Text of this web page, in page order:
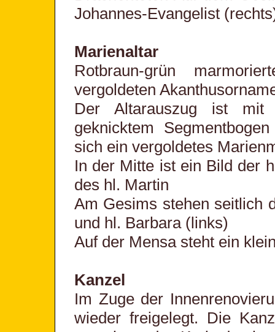
Johannes-Evangelist
Marienaltar
Rotbraun-grün
vergoldeten
Der Altarauszug ist mit
geknicktem
sich ein vergoldetes
In der Mitte ist ein Bild der
des hl. Martin
Am Gesims stehen seitlich
und hl. Barbara (links)
Auf der Mensa steht ein
Kanzel
Im Zuge der
wieder freigelegt. Die